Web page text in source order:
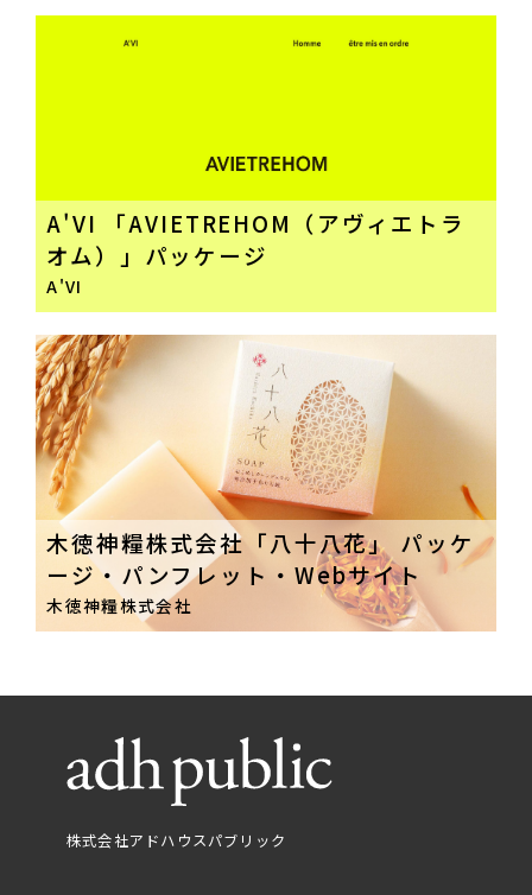
A'VI 「AVIETREHOM（アヴィエトラ
オム）」パッケージ
A'VI
木徳神糧株式会社「八十八花」 パッケ
ージ・パンフレット・Webサイト
木徳神糧株式会社
株式会社アドハウスパブリック